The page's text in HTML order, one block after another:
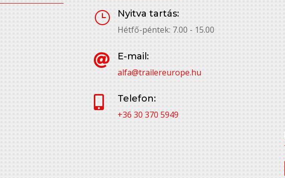
}
Nyitva tartás:
Hétfő-péntek: 7.00 - 15.00

E-mail:
alfa@trailereurope.hu

Telefon:
+36 30 370 5949